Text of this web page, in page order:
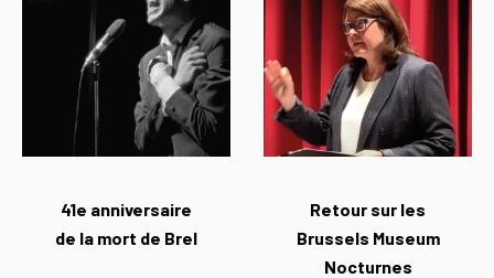
41e anniversaire
de la mort de Brel
Retour sur les
Brussels Museum
Nocturnes